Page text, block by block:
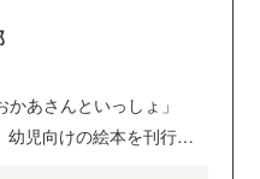
（アリス館）『にじい
共著に評論『絵本の魅
学会会員。絵本カタリ
あさんといっしょ」
幼児向けの絵本を刊行し